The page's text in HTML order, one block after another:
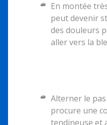
En montée
peut devenir
des douleurs
aller vers la
Alterner le
procure une
tendineuse et